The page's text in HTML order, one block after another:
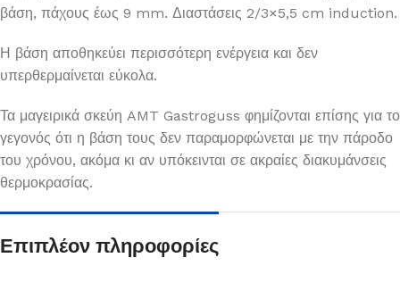
βάση, πάχους έως 9 mm. Διαστάσεις 2/3×5,5 cm induction.
Η βάση αποθηκεύει περισσότερη ενέργεια και δεν
υπερθερμαίνεται εύκολα.
Τα μαγειρικά σκεύη AMT Gastroguss φημίζονται επίσης για το
γεγονός ότι η βάση τους δεν παραμορφώνεται με την πάροδο
του χρόνου, ακόμα κι αν υπόκεινται σε ακραίες διακυμάνσεις
θερμοκρασίας.
Επιπλέον πληροφορίες